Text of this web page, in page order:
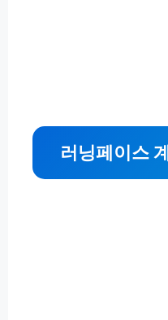
러닝페이스